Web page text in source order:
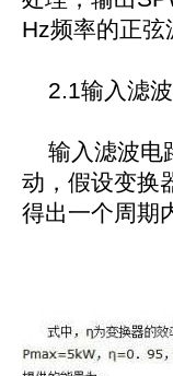
Hz频率的正弦
2.1输入滤波
输入滤波电
动，假设变换
得出一个周期